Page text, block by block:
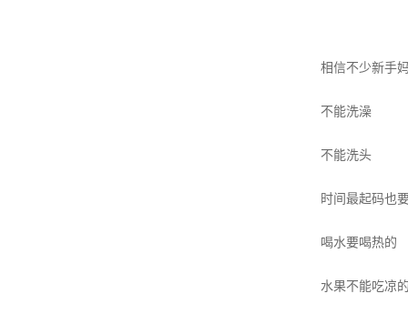
相信不少新手妈
不能洗澡
不能洗头
时间最起码也要
喝水要喝热的
水果不能吃凉的